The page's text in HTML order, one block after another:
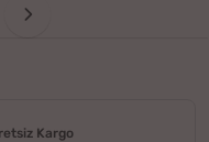
Kargo